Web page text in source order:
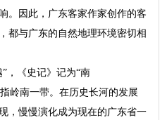
。因此，广东客家作家创作的客
都与广东的自然地理环境密切相
，《史记》记为“南
岭南一带。在历史长河的发展
，慢慢演化成为现在的广东省一